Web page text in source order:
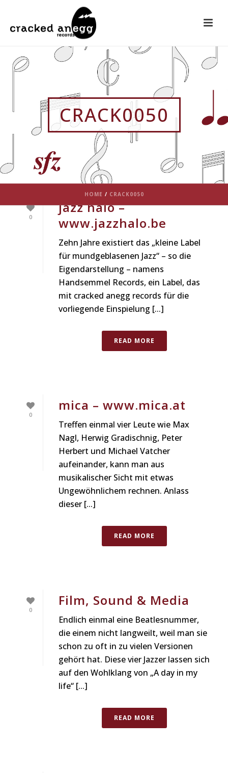
CRACK0050
HOME / CRACK0050
0
jazz halo –
www.jazzhalo.be
Zehn Jahre existiert das „kleine Label
für mundgeblasenen Jazz“ – so die
Eigendarstellung – namens
Handsemmel Records, ein Label, das
mit cracked anegg records für die
vorliegende Einspielung [...]
READ MORE
0
mica – www.mica.at
Treffen einmal vier Leute wie Max
Nagl, Herwig Gradischnig, Peter
Herbert und Michael Vatcher
aufeinander, kann man aus
musikalischer Sicht mit etwas
Ungewöhnlichem rechnen. Anlass
dieser [...]
READ MORE
0
Film, Sound & Media
Endlich einmal eine Beatlesnummer,
die einem nicht langweilt, weil man sie
schon zu oft in zu vielen Versionen
gehört hat. Diese vier Jazzer lassen sich
auf den Wohlklang von „A day in my
life“ [...]
READ MORE